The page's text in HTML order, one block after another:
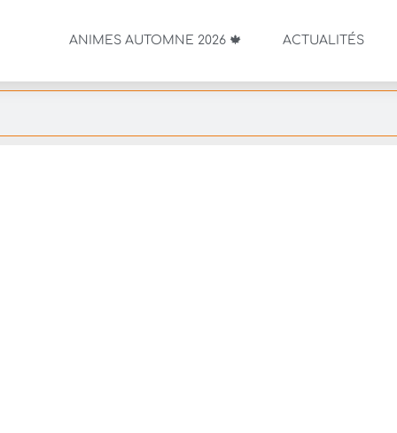
ANIMES AUTOMNE 2026 🍁 ACTUALITÉS